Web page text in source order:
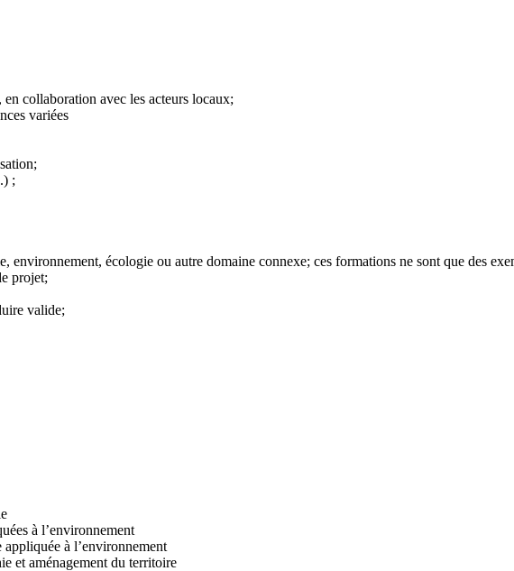
collaboration avec les acteurs locaux;
variées
;
écologie ou autre domaine connexe; ces formations ne sont que des
projet;
valide;
à l’environnement
à l’environnement
et aménagement du territoire